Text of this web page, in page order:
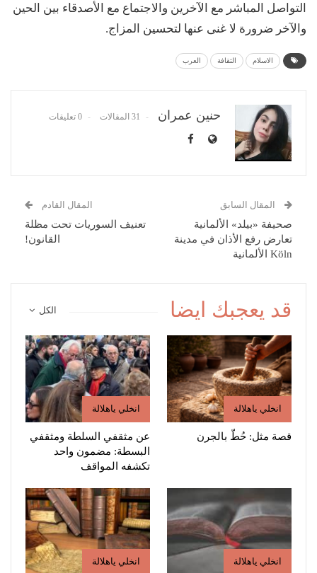
التواصل المباشر مع الآخرين والاجتماع مع الأصدقاء بين الحين
والآخر ضرورة لا غنى عنها لتحسين المزاج.
الاسلام الثقافة العرب
حنين عمران 31 المقالات 0 تعليقات
المقال السابق
صحيفة «بيلد» الألمانية
تعارض رفع الأذان في مدينة
Köln الألمانية
المقال القادم
تعنيف السوريات تحت مظلة
القانون!
الكل قد يعجبك ايضا
انخلي ياهلالة
قصة مثل: حُطّ بالجرن
انخلي ياهلالة
عن مثقفي السلطة ومثقفي
البسطة: مضمون واحد
تكشفه المواقف
انخلي ياهلالة انخلي ياهلالة